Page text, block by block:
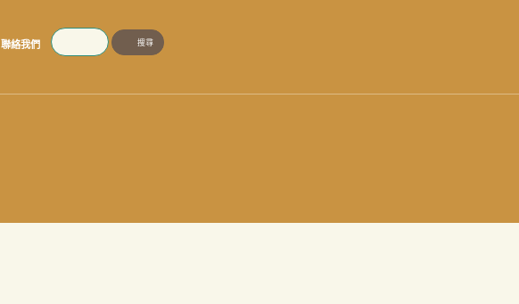
聯絡我們
SEARCH